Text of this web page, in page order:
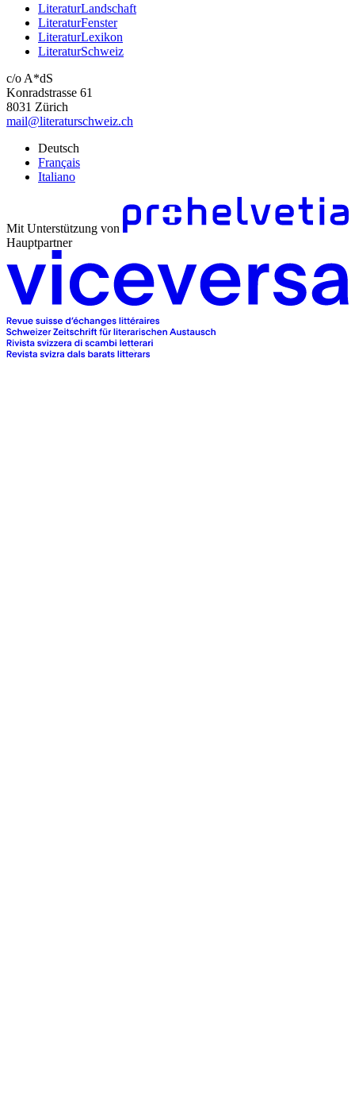
LiteraturLandschaft
LiteraturFenster
LiteraturLexikon
LiteraturSchweiz
c/o A*dS
Konradstrasse 61
8031 Zürich
mail@literaturschweiz.ch
Deutsch
Français
Italiano
Mit Unterstützung von
Hauptpartner